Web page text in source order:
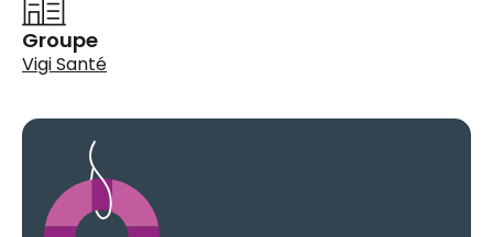
Groupe
Vigi Santé